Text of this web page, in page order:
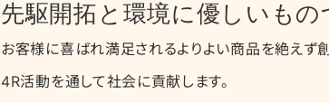
先駆開拓と環境に優しいもの
お客様に喜ばれ満足されるよりよい商品を絶えず
4R活動を通して社会に貢献します。